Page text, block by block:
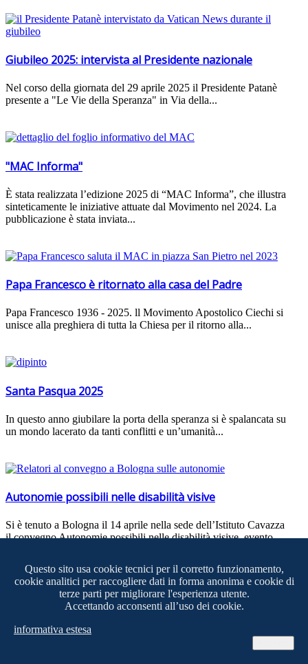
Giubileo 2025: intervista al Presidente nazionale
Nel corso della giornata del 29 aprile 2025 il Presidente Patanè
presente a "Le Vie della Speranza" in Via della...
"MAC Informa"
È stata realizzata l’edizione 2025 di “MAC Informa”, che illustra
sinteticamente le iniziative attuate dal Movimento nel 2024. La
pubblicazione è stata inviata...
Papa Francesco è ritornato alla casa del Padre
Papa Francesco 1936 - 2025. ll Movimento Apostolico Ciechi si
unisce alla preghiera di tutta la Chiesa per il ritorno alla...
Santa Pasqua 2025
In questo anno giubilare la porta della speranza si è spalancata su
un mondo lacerato da tanti conflitti e un’umanità...
Autonomie possibili nelle disabilità visive
Si è tenuto a Bologna il 14 aprile nella sede dell’Istituto Cavazza
il convegno Autonomie possibili nelle disabilità visive, evento...
Convegno "Autonomie possibili nelle persone con
Questo sito usa cookie tecnici per il corretto funzionamento,
cookie analitici per raccogliere dati in forma anonima e cookie di
terze parti per migliorare l'esperienza utente.
Accettando acconsenti all’uso dei cookie.
informativa estesa